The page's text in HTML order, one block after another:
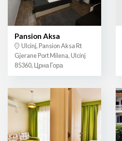
Pansion Aksa
Ulcinj, Pansion Aksa Rt
Gjerane Port Milena, Ulcinj
85360, Црна Гора